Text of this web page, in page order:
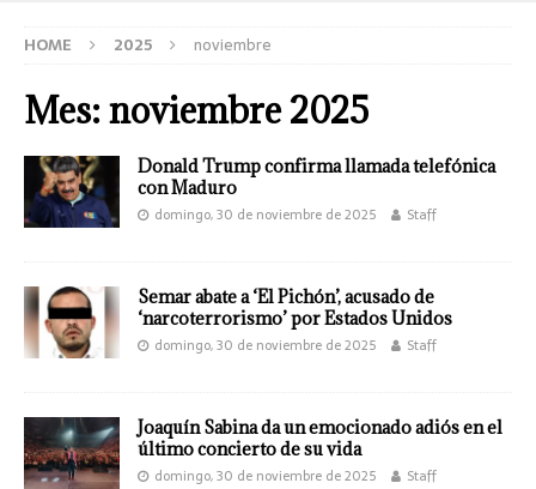
HOME 2025 noviembre
Mes:noviembre 2025
Donald Trump confirma llamada telefónica
con Maduro
domingo, 30 de noviembre de 2025 Staff
Semar abate a ‘El Pichón’, acusado de
‘narcoterrorismo’ por Estados Unidos
domingo, 30 de noviembre de 2025 Staff
Joaquín Sabina da un emocionado adiós en el
último concierto de su vida
domingo, 30 de noviembre de 2025 Staff